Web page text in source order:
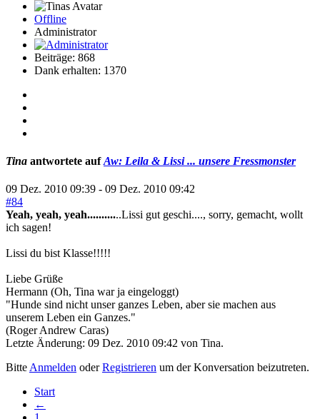
Offline
Administrator
Beiträge: 868
Dank erhalten: 1370
Tina antwortete aufAw: Leila & Lissi ... unsere Fressmonster
09 Dez. 2010 09:39 - 09 Dez. 2010 09:42
#84
Yeah, yeah, yeah............Lissi gut geschi...., sorry, gemacht, wollt
ich sagen!
Lissi du bist Klasse!!!!!
Liebe Grüße
Hermann (Oh, Tina war ja eingeloggt)
"Hunde sind nicht unser ganzes Leben, aber sie machen aus
unserem Leben ein Ganzes."
(Roger Andrew Caras)
Letzte Änderung: 09 Dez. 2010 09:42 von Tina.
Bitte Anmelden oderRegistrieren um der Konversation beizutreten.
Start
←